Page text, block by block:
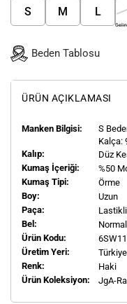
S M L
Beden Tablosu
ÜRÜN AÇIKLAMASI
Manken Bilgisi: S
Kalça:
Kalıp:
Düz
Kumaş İçeriği:
%50
Kumaş Tipi:
Örme
Boy:
Uzun
Paça:
Lastikli
Bel:
Ürün Kodu:
Üretim Yeri:
Türkiye
Renk:
Haki
Ürün Koleksiyon:
JgA-